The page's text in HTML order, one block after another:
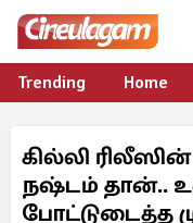
Trending Home
கில்லி
நஷ்டம்
போட்டுடைத்த